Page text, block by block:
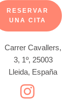
RESERVAR
UNA CITA
Carrer Cavallers,
3, 1º, 25003
Lleida, España